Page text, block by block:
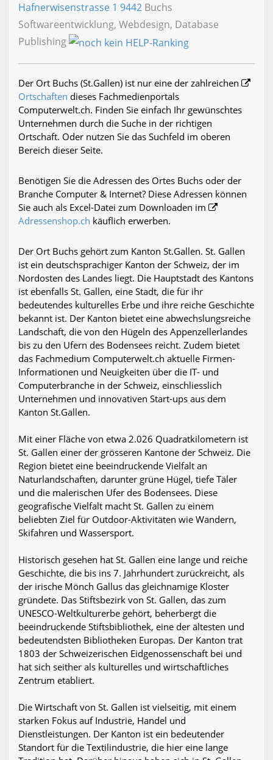
Hafnerwisenstrasse 1 9442 Buchs
Softwareentwicklung, Webdesign, Database
Publishing
Der Ort Buchs (St.Gallen) ist nur eine der zahlreichen
Ortschaften dieses Fachmedienportals
Computerwelt.ch. Finden Sie einfach Ihr gewünschtes
Unternehmen durch die Suche in der richtigen
Ortschaft. Oder nutzen Sie das Suchfeld im oberen
Bereich dieser Seite.
Benötigen Sie die Adressen des Ortes Buchs oder der
Branche Computer & Internet? Diese Adressen können
Sie auch als Excel-Datei zum Downloaden im
Adressenshop.ch käuflich erwerben.
Der Ort Buchs gehört zum Kanton St.Gallen. St. Gallen
ist ein deutschsprachiger Kanton der Schweiz, der im
Nordosten des Landes liegt. Die Hauptstadt des Kantons
ist ebenfalls St. Gallen, eine Stadt, die für ihr
bedeutendes kulturelles Erbe und ihre reiche Geschichte
bekannt ist. Der Kanton bietet eine abwechslungsreiche
Landschaft, die von den Hügeln des Appenzellerlandes
bis zu den Ufern des Bodensees reicht. Zudem bietet
das Fachmedium Computerwelt.ch aktuelle Firmen-
Informationen und Neuigkeiten über die IT- und
Computerbranche in der Schweiz, einschliesslich
Unternehmen und innovativen Start-ups aus dem
Kanton St.Gallen.
Mit einer Fläche von etwa 2.026 Quadratkilometern ist
St. Gallen einer der grösseren Kantone der Schweiz. Die
Region bietet eine beeindruckende Vielfalt an
Naturlandschaften, darunter grüne Hügel, tiefe Täler
und die malerischen Ufer des Bodensees. Diese
geografische Vielfalt macht St. Gallen zu einem
beliebten Ziel für Outdoor-Aktivitäten wie Wandern,
Skifahren und Wassersport.
Historisch gesehen hat St. Gallen eine lange und reiche
Geschichte, die bis ins 7. Jahrhundert zurückreicht, als
der irische Mönch Gallus das gleichnamige Kloster
gründete. Das Stiftsbezirk von St. Gallen, das zum
UNESCO-Weltkulturerbe gehört, beherbergt die
beeindruckende Stiftsbibliothek, eine der ältesten und
bedeutendsten Bibliotheken Europas. Der Kanton trat
1803 der Schweizerischen Eidgenossenschaft bei und
hat sich seither als kulturelles und wirtschaftliches
Zentrum etabliert.
Die Wirtschaft von St. Gallen ist vielseitig, mit einem
starken Fokus auf Industrie, Handel und
Dienstleistungen. Der Kanton ist ein bedeutender
Standort für die Textilindustrie, die hier eine lange